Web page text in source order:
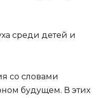
среди детей и
со словами
будущем. В этих